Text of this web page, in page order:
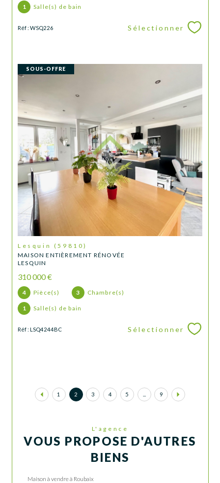
1 Salle(s) de bain
Réf : WSQ226 Sélectionner
SOUS-OFFRE
Lesquin (59810)
MAISON ENTIÈREMENT RÉNOVÉE
LESQUIN
310 000 €
4 Pièce(s) 3 Chambre(s)
1 Salle(s) de bain
Réf : LSQ4244BC Sélectionner
1 2 3 4 5 9
L'agence
VOUS PROPOSE D'AUTRES
BIENS
Maison à vendre à Roubaix